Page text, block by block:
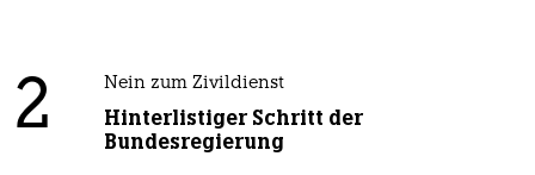
2 Nein zum Zivildienst
Hinterlistiger Schritt der
Bundesregierung